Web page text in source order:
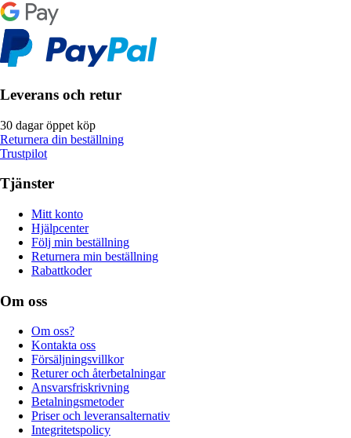
Leverans och retur
30 dagar öppet köp
Returnera din beställning
Trustpilot
Tjänster
Mitt konto
Hjälpcenter
Följ min beställning
Returnera min beställning
Rabattkoder
Om oss
Om oss?
Kontakta oss
Försäljningsvillkor
Returer och återbetalningar
Ansvarsfriskrivning
Betalningsmetoder
Priser och leveransalternativ
Integritetspolicy